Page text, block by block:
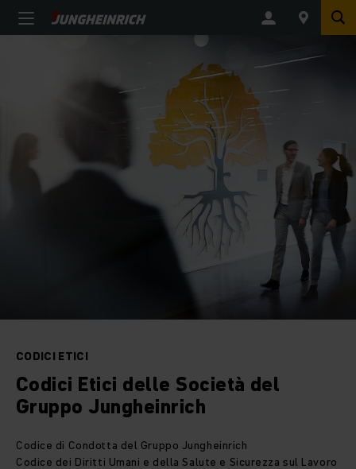
CODICI ETICI
Codici Etici delle Società del
Gruppo Jungheinrich
Codice di Condotta del Gruppo Jungheinrich
Codice dei Diritti Umani e della Salute e Sicurezza sul Lavoro